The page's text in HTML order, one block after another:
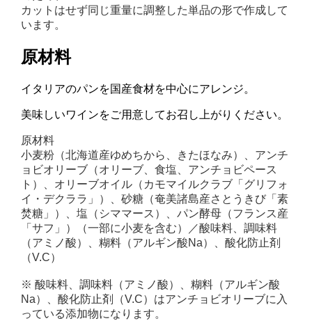
カットはせず同じ重量に調整した単品の形で作成して
います。
原材料
イタリアのパンを国産食材を中心にアレンジ。
美味しいワインをご用意してお召し上がりください。
原材料
小麦粉（北海道産ゆめちから、きたほなみ）、アンチ
ョビオリーブ（オリーブ、食塩、アンチョビペース
ト）、オリーブオイル（カモマイルクラブ「グリフォ
イ・デクララ」）、砂糖（奄美諸島産さとうきび「素
焚糖」）、塩（シママース）、パン酵母（フランス産
「サフ」）（一部に小麦を含む）／酸味料、調味料
（アミノ酸）、糊料（アルギン酸Na）、酸化防止剤
（V.C）
※ 酸味料、調味料（アミノ酸）、糊料（アルギン酸
Na）、酸化防止剤（V.C）はアンチョビオリーブに入
っている添加物になります。